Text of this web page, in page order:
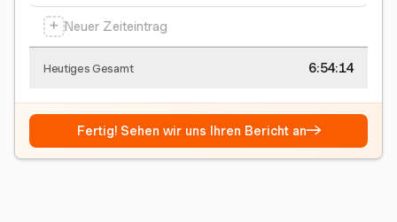
+ Neuer Zeiteintrag
Heutiges Gesamt 6:54:15
Fertig! Sehen wir uns Ihren Bericht an→